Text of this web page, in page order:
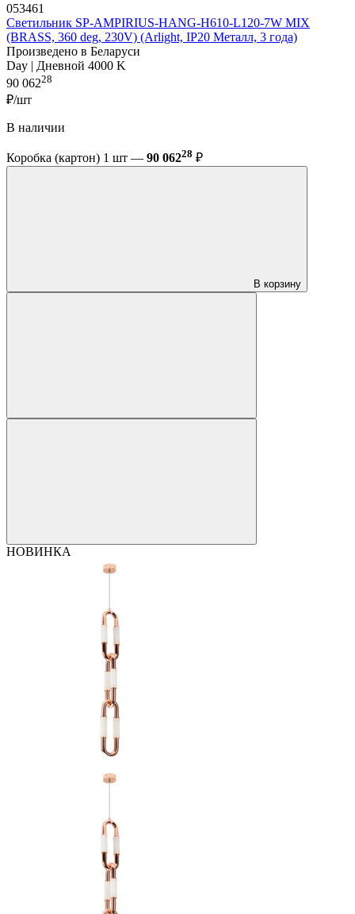
053461
Светильник SP-AMPIRIUS-HANG-H610-L120-7W MIX
(BRASS, 360 deg, 230V) (Arlight, IP20 Металл, 3 года)
Произведено в Беларуси
Day | Дневной 4000 K
90 06228
₽/шт
В наличии
Коробка (картон) 1 шт — 90 06228 ₽
В корзину
НОВИНКА